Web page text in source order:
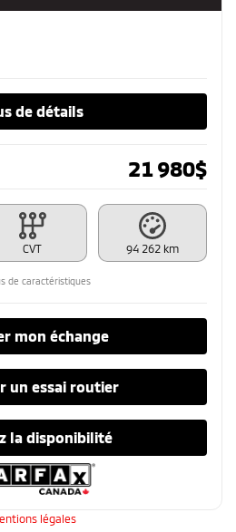
de détails
21 980$
CVT 94 262 km
de caractéristiques
mon échange
un essai routier
la disponibilité
légales